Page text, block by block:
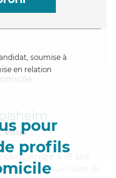
soumise à
en relation
pour
profils
Vous
André a 18 ans
d'État d'Auxiliaire de